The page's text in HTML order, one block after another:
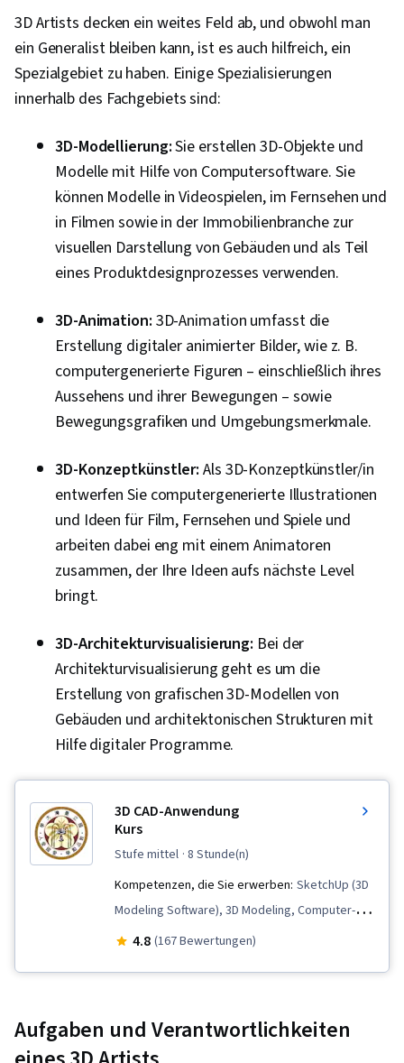
3D Artists decken ein weites Feld ab, und obwohl man
ein Generalist bleiben kann, ist es auch hilfreich, ein
Spezialgebiet zu haben. Einige Spezialisierungen
innerhalb des Fachgebiets sind:
3D-Modellierung:Sie erstellen 3D-Objekte und
Modelle mit Hilfe von Computersoftware. Sie
können Modelle in Videospielen, im Fernsehen und
in Filmen sowie in der Immobilienbranche zur
visuellen Darstellung von Gebäuden und als Teil
eines Produktdesignprozesses verwenden.
3D-Animation: 3D-Animation umfasst die
Erstellung digitaler animierter Bilder, wie z. B.
computergenerierte Figuren – einschließlich ihres
Aussehens und ihrer Bewegungen – sowie
Bewegungsgrafiken und Umgebungsmerkmale.
3D-Konzeptkünstler: Als 3D-Konzeptkünstler/in
entwerfen Sie computergenerierte Illustrationen
und Ideen für Film, Fernsehen und Spiele und
arbeiten dabei eng mit einem Animatoren
zusammen, der Ihre Ideen aufs nächste Level
bringt.
3D-Architekturvisualisierung: Bei der
Architekturvisualisierung geht es um die
Erstellung von grafischen 3D-Modellen von
Gebäuden und architektonischen Strukturen mit
Hilfe digitaler Programme.
3D CAD-Anwendung
Kurs
stufe mittel · 8 Stunde(n)
Kompetenzen, die Sie erwerben: SketchUp (3D
Modeling Software), 3D Modeling, Computer-
Aided Design, Building Design, Construction,
4.8 (167 Bewertungen)
Aufgaben und Verantwortlichkeiten